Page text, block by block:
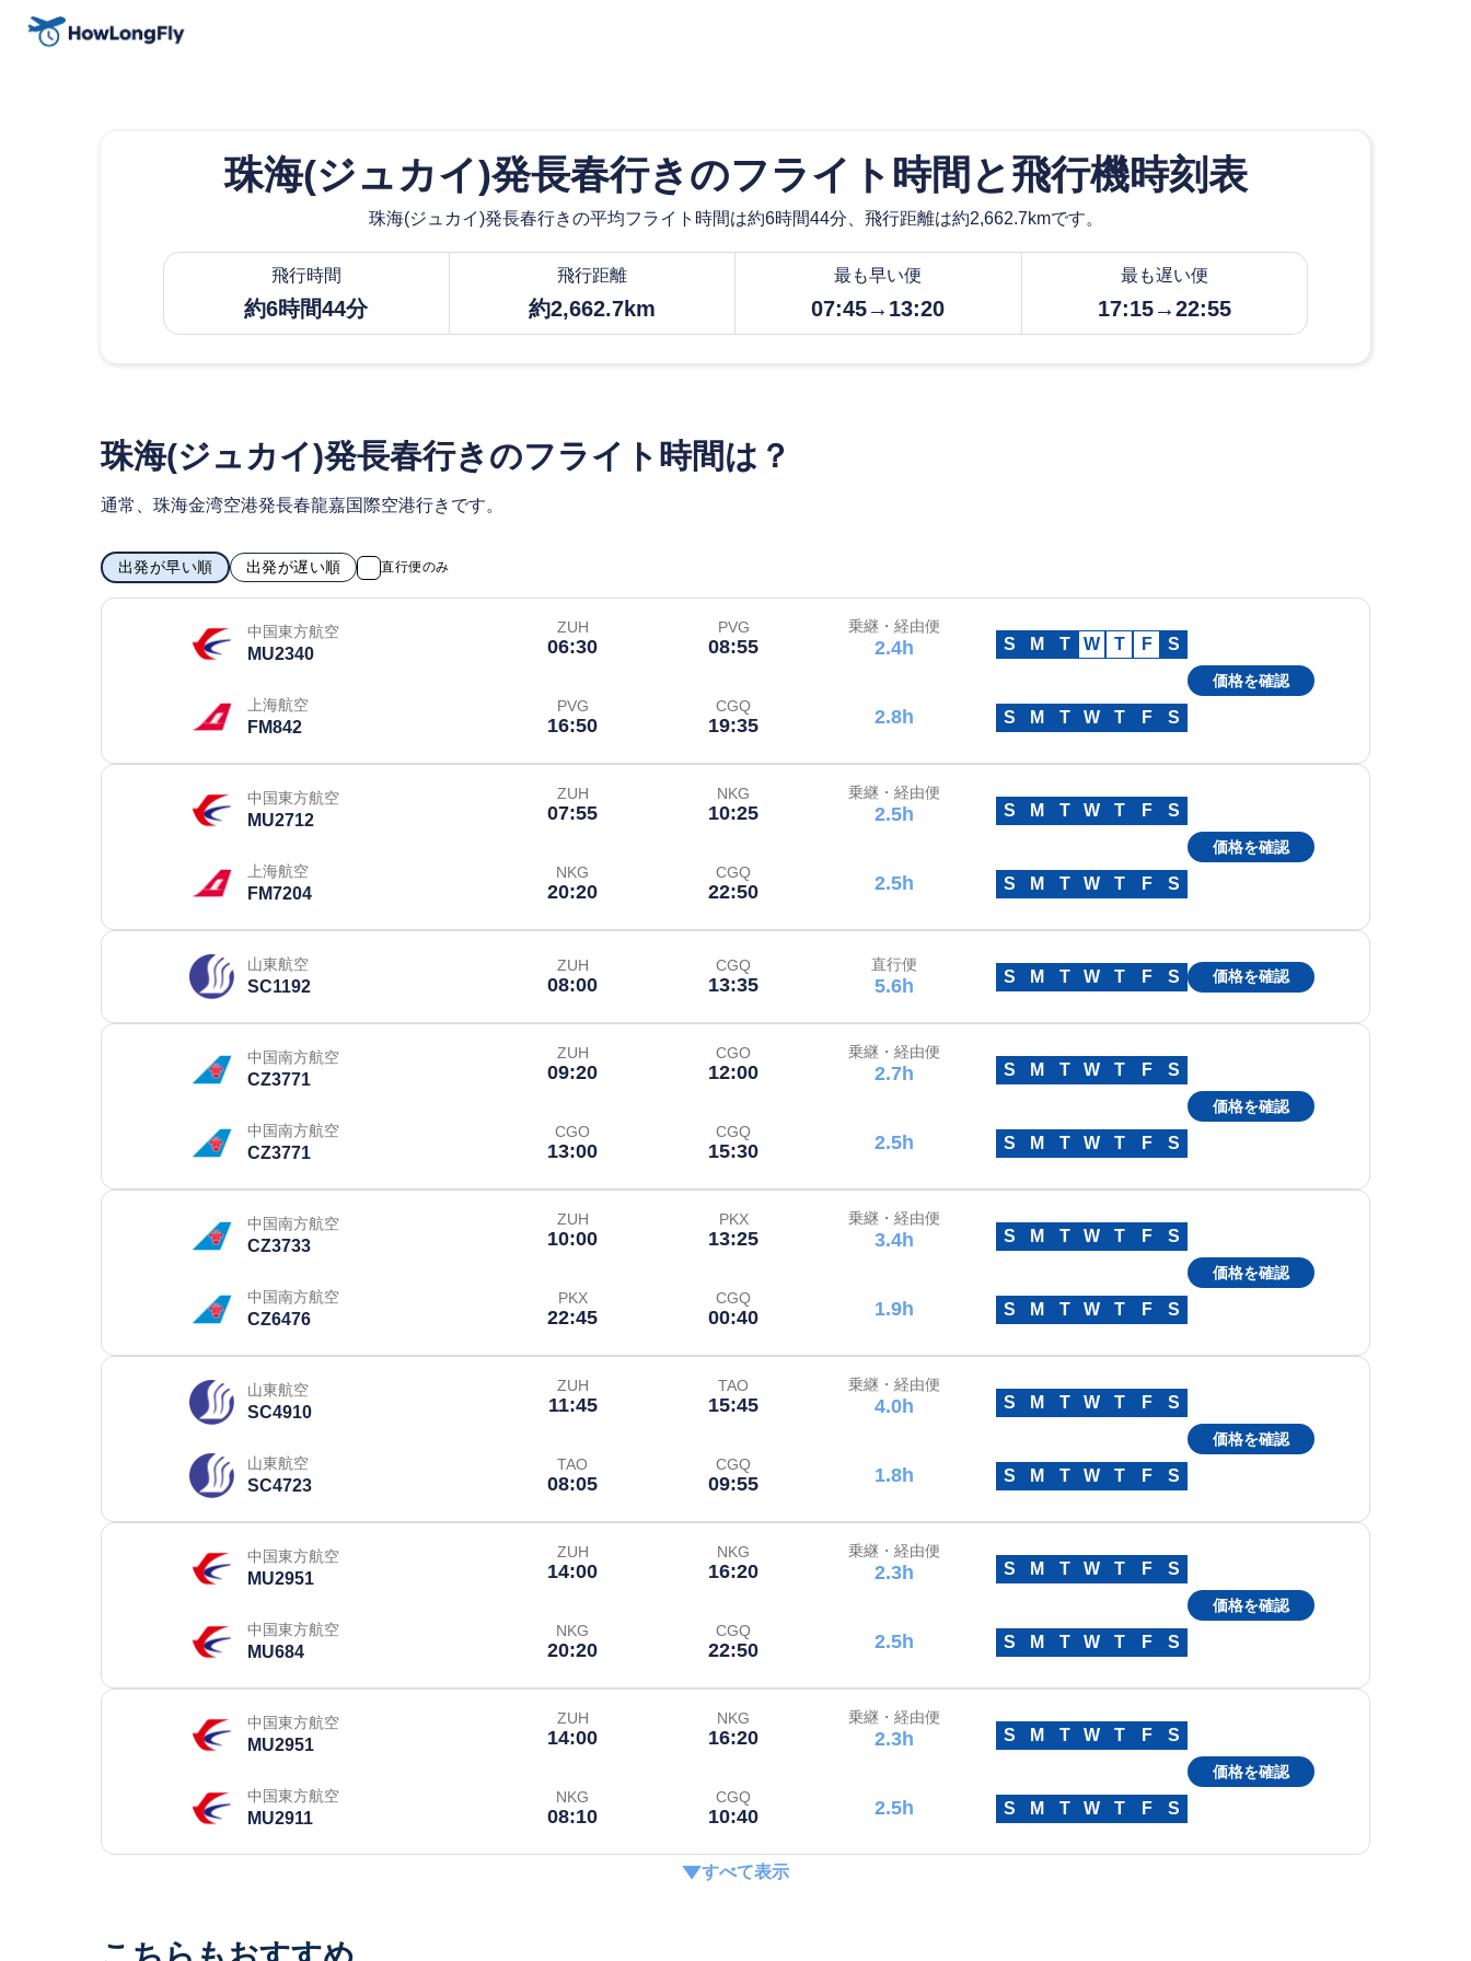
珠海(ジュカイ)発長春行きのフライト時間と飛行機時刻表
珠海(ジュカイ)発長春行きの平均フライト時間は約6時間44分、飛行距離は約2,662.7kmです。
飛行時間
約6時間44分
飛行距離
約2,662.7km
最も早い便
07:45→13:20
最も遅い便
17:15→22:55
珠海(ジュカイ)発長春行きのフライト時間は？
通常、珠海金湾空港発長春龍嘉国際空港行きです。
出発が早い順 出発が遅い順 直行便のみ
中国東方航空
MU2340
ZUH
06:30
PVG
08:55
乗継・経由便
2.4h S M T W T F S
上海航空
FM842
PVG
16:50
CGQ
19:35 2.8h S M T W T F S
価格を確認
中国東方航空
MU2712
ZUH
07:55
NKG
10:25
乗継・経由便
2.5h S M T W T F S
上海航空
FM7204
NKG
20:20
CGQ
22:50 2.5h S M T W T F S
価格を確認
山東航空
SC1192
ZUH
08:00
CGQ
13:35
直行便
5.6h S M T W T F S 価格を確認
中国南方航空
CZ3771
ZUH
09:20
CGO
12:00
乗継・経由便
2.7h S M T W T F S
中国南方航空
CZ3771
CGO
13:00
CGQ
15:30 2.5h S M T W T F S
価格を確認
中国南方航空
CZ3733
ZUH
10:00
PKX
13:25
乗継・経由便
3.4h S M T W T F S
中国南方航空
CZ6476
PKX
22:45
CGQ
00:40 1.9h S M T W T F S
価格を確認
山東航空
SC4910
ZUH
11:45
TAO
15:45
乗継・経由便
4.0h S M T W T F S
山東航空
SC4723
TAO
08:05
CGQ
09:55 1.8h S M T W T F S
価格を確認
中国東方航空
MU2951
ZUH
14:00
NKG
16:20
乗継・経由便
2.3h S M T W T F S
中国東方航空
MU684
NKG
20:20
CGQ
22:50 2.5h S M T W T F S
価格を確認
中国東方航空
MU2951
ZUH
14:00
NKG
16:20
乗継・経由便
2.3h S M T W T F S
中国東方航空
MU2911
NKG
08:10
CGQ
10:40 2.5h S M T W T F S
価格を確認
すべて表示